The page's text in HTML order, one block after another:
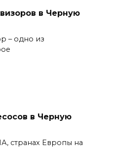
в Черную
– одно из
в Черную
странах Европы на